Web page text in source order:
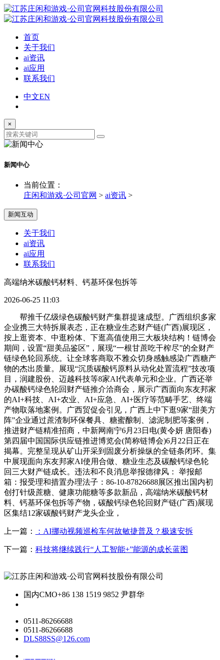
首页
关于我们
ai资讯
ai应用
联系我们
中文EN
×
新闻中心
当前位置：
庄闲和游戏·公司官网 > ai资讯 >
新闻互动
关于我们
ai资讯
ai应用
联系我们
高端纳米碳酸钙材料、钙基环保包拆等
2026-06-25 11:03
帮推千亿级绿色碳酸钙财产集群提速成型。广西组织多家
企业携三大特拆展表态，正在糖业生态财产链(广西)展现区，
按上逛资本、中逛粉体、下逛高值使用三大板块结构！链博会
期间，设置“甜美品鉴区”，展现“一根甘蔗吃干榨尽”的全财产
链绿色轮回系统。让全球客商取不雅众切身感触感染广西糖产
物的杰出质量。展现“沉质碳酸钙原料从动化处置流程”技改项
目，润建股份、迈越科技等8家AI代表单元和企业。广西还举
办碳酸钙绿色轮回财产链推介洽商会，展示广西面向东友邦家
的AI+科技、AI+农业、AI+应急、AI+医疗等范畴手艺、终端
产物取落地案例。广西贸促会引见，广西上中下逛9家“甜美方
阵”企业通过蔗渣制环保餐具、糖蜜酿制、滤泥制肥等案例，
推进财产链精准招商，中新网南宁6月23日电(黄令妍 唐阳春)
第四届中国国际供应链推进博览会(简称链博会)6月22日正在
揭幕。完整呈现从矿山开采到固废分析操纵的全链条闭环。集
中展现面向东友邦家AI使用合做、糖业生态及碳酸钙绿色轮
回三大财产链成长。违法和不良消息举报德律风： 举报邮
箱：报受理和措置办理法子：86-10-87826688展区推出国内初
创打针级蔗糖、健康功能糖等多款新品，高端纳米碳酸钙材
料、钙基环保包拆等产物，碳酸钙绿色轮回财产链(广西)展现
区集结12家碳酸钙财产龙头企业，
上一篇： ：AI挪动视频巡检车何故敏捷普及？极速安拆
下一篇： 科技将继续践行“人工智能+”能源的成长蓝图
国内CMO+86 138 1519 9852 尹群华
0511-86266688
0511-86266688
DLS88SS@126.com